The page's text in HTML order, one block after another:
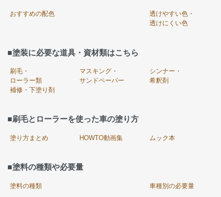
おすすめの配色
透けやすい色・
透けにくい色
■塗装に必要な道具・資材類はこちら
刷毛・
ローラー類
マスキング・
サンドペーパー
シンナー・
希釈剤
補修・下塗り剤
■刷毛とローラーを使った車の塗り方
塗り方まとめ HOWTO動画集 ムック本
■塗料の種類や必要量
塗料の種類 車種別の必要量